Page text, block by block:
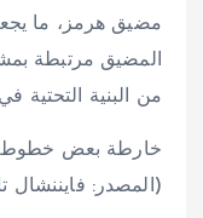
مضيق هرمز، ما
المضيق مرتبطة
من البنية التحتية
خارطة بعض خطوط
(المصدر: فايننشال